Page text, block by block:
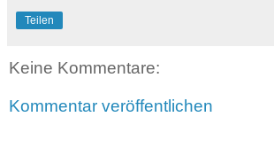
Teilen
Keine Kommentare:
Kommentar veröffentlichen